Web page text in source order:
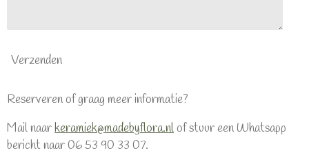
Verzenden
Reserveren of graag meer informatie?
Mail naarkeramiek@madebyflora.nl of stuur een Whatsapp
bericht naar 06 53 90 33 07.